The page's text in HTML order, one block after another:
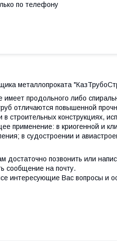
по телефону
металлопроката
продольного либо
отличаются повышенной
в строительных конструкциях,
применение: в криогенной и
в судостроении и
достаточно позвонить или
сообщение на почту.
интересующие Вас вопросы и